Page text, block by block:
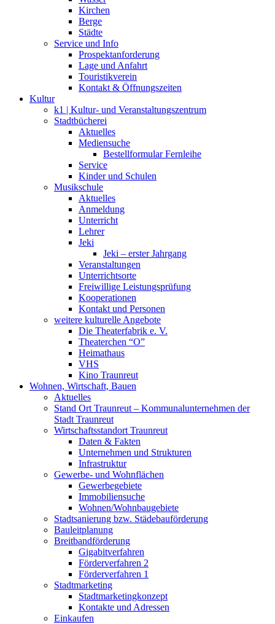
Kirchen
Berge
Städte
Service und Info
Prospektanforderung
Lage und Anfahrt
Touristikverein
Kontakt & Öffnungszeiten
Kultur
k1 | Kultur- und Veranstaltungszentrum
Stadtbücherei
Aktuelles
Mediensuche
Bestellformular Fernleihe
Service
Kinder und Schulen
Musikschule
Aktuelles
Anmeldung
Unterricht
Lehrer
Jeki
Jeki – erster Jahrgang
Veranstaltungen
Unterrichtsorte
Freiwillige Leistungsprüfung
Kooperationen
Kontakt und Personen
weitere kulturelle Angebote
Die Theaterfabrik e. V.
Theaterchen “O”
Heimathaus
VHS
Kino Traunreut
Wohnen, Wirtschaft, Bauen
Aktuelles
Stand Ort Traunreut – Kommunalunternehmen der
Stadt Traunreut
Wirtschaftsstandort Traunreut
Daten & Fakten
Unternehmen und Strukturen
Infrastruktur
Gewerbe- und Wohnflächen
Gewerbegebiete
Immobiliensuche
Wohnen/Wohnbaugebiete
Stadtsanierung bzw. Städebauförderung
Bauleitplanung
Breitbandförderung
Gigabitverfahren
Förderverfahren 2
Förderverfahren 1
Stadtmarketing
Stadtmarketingkonzept
Kontakte und Adressen
Einkaufen